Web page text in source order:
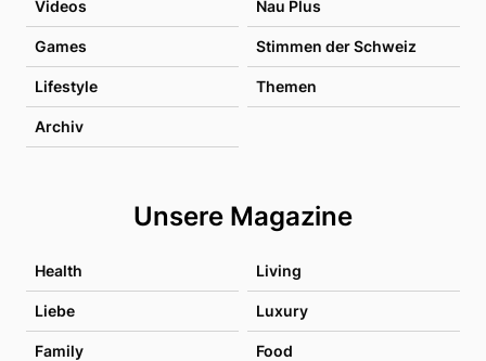
Videos Nau Plus
Games Stimmen der Schweiz
Lifestyle Themen
Archiv
Unsere Magazine
Health Living
Liebe Luxury
Family Food